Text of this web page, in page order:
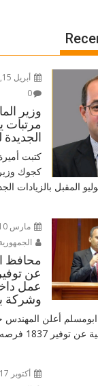
أبريل 15, 2025
0
وزير
مرتبات
الجديدة
كتبت
كجوك
المقبل بالزيادات
مارس 10, 2025
الجمهورية
محافظ
وشركة
أعلن المهندس
فرصه عمل داخل 20...
أكتوبر 17, 2024